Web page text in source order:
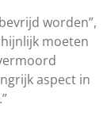
worden”,
moeten
aspect in